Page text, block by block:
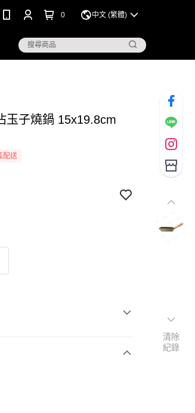
0 中文 (繁體)
玉子燒鍋 15x19.8cm
配送
清除
紀錄